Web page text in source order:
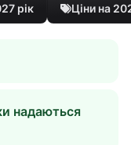
рік Ціни на
надаються